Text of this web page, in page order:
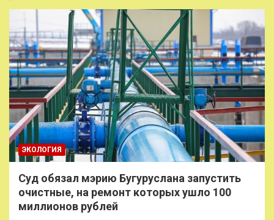
ЭКОЛОГИЯ
Суд обязал мэрию Бугуруслана запустить
очистные, на ремонт которых ушло 100
миллионов рублей